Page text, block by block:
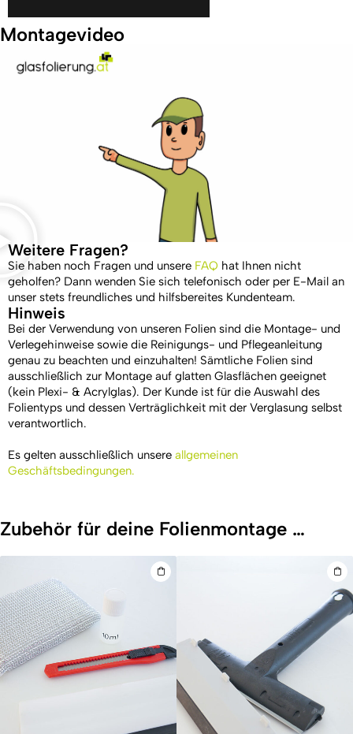
Montagevideo
Weitere Fragen?
Sie haben noch Fragen und unsere FAQ hat Ihnen nicht
geholfen? Dann wenden Sie sich telefonisch oder per E-Mail an
unser stets freundliches und hilfsbereites Kundenteam.
Hinweis
Bei der Verwendung von unseren Folien sind die Montage- und
Verlegehinweise sowie die Reinigungs- und Pflegeanleitung
genau zu beachten und einzuhalten! Sämtliche Folien sind
ausschließlich zur Montage auf glatten Glasflächen geeignet
(kein Plexi- & Acrylglas). Der Kunde ist für die Auswahl des
Folientyps und dessen Verträglichkeit mit der Verglasung selbst
verantwortlich.
Es gelten ausschließlich unsere allgemeinen
Geschäftsbedingungen.
Zubehör für deine Folienmontage …